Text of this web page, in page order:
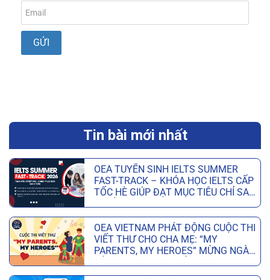
Tin bài mới nhất
OEA TUYỂN SINH IELTS SUMMER
FAST-TRACK – KHÓA HỌC IELTS CẤP
TỐC HÈ GIÚP ĐẠT MỤC TIÊU CHỈ SAU
OEA VIETNAM PHÁT ĐỘNG CUỘC THI
VIẾT THƯ CHO CHA MẸ: “MY
PARENTS, MY HEROES” MỪNG NGÀY